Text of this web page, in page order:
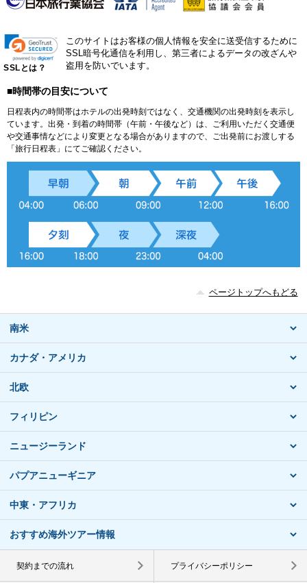
SSLとは？
このサイトはお客様の個人情報を安全に送受信するために
SSL暗号化通信を利用し、第三者によるデータの改ざんや
盗用を防いでいます。
■時間帯の目安について
日程表内の時間帯はホテルの出発時刻ではなく、交通機関の出発時刻を表示し
ています。出発・到着の時間帯（午前・午後など）は、ご利用いただく交通便
や交通事情などにより変更となる場合がありますので、ご出発前にお渡しする
「旅行日程表」にてご確認ください。
ページトップへもどる
南米
カナダ・アメリカ
北欧
フィリピン
ニュージーランド
パプアニューギニア
中東・アフリカ
おすすめ海外ツアー情報
契約までの流れ プライバシーポリシー